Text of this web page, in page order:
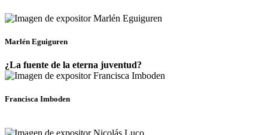
Marlén Eguiguren
¿La fuente de la eterna juventud?
Francisca Imboden